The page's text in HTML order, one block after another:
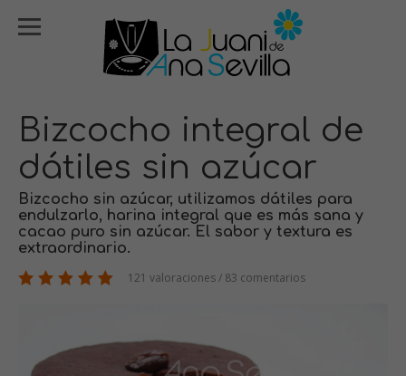
Bizcocho integral de
dátiles sin azúcar
Bizcocho sin azúcar, utilizamos dátiles para
endulzarlo, harina integral que es más sana y
cacao puro sin azúcar. El sabor y textura es
extraordinario.
121 valoraciones / 83 comentarios